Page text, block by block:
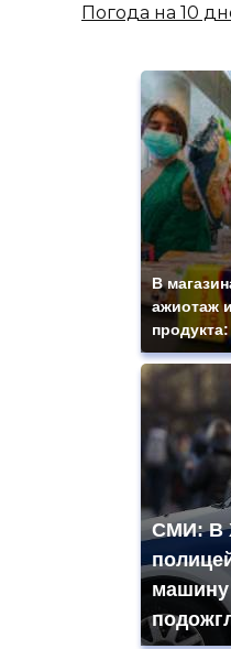
Погода на 10
В
ажиотаж
СМИ: В
машину